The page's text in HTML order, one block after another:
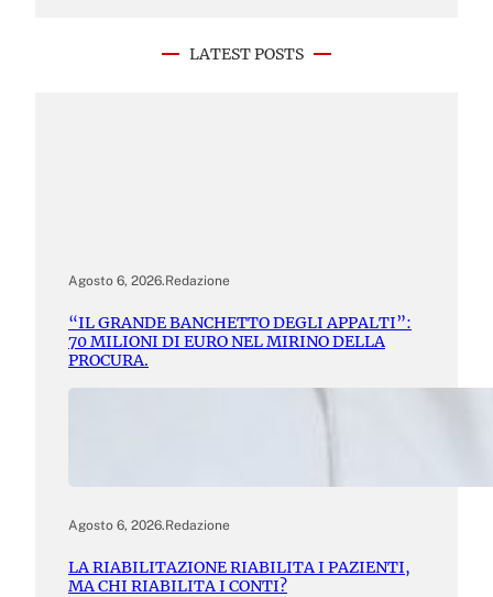
LATEST POSTS
Agosto 6, 2026.Redazione
“IL GRANDE BANCHETTO DEGLI APPALTI”:
70 MILIONI DI EURO NEL MIRINO DELLA
PROCURA.
Agosto 6, 2026.Redazione
LA RIABILITAZIONE RIABILITA I PAZIENTI,
MA CHI RIABILITA I CONTI?